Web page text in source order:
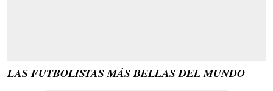
LAS FUTBOLISTAS MÁS BELLAS DEL MUNDO